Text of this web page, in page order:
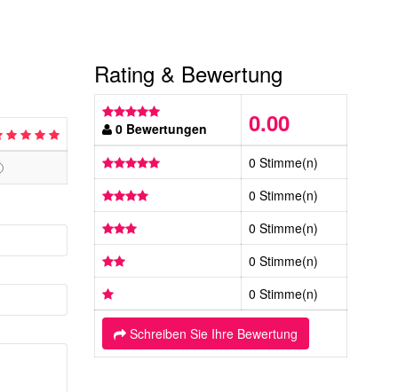
Rating & Bewertung
0 Bewertungen 0.00
0 Stimme(n)
0 Stimme(n)
0 Stimme(n)
0 Stimme(n)
0 Stimme(n)
Schreiben Sie Ihre Bewertung